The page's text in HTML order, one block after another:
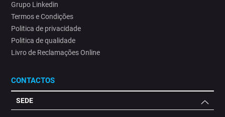
Grupo Linkedin
Termos e Condições
Politica de privacidade
Politica de qualidade
Livro de Reclamações Online
CONTACTOS
SEDE